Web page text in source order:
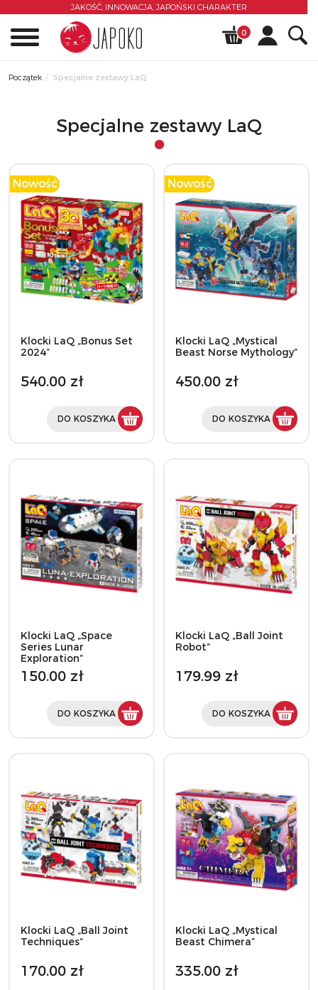
JAKOŚĆ, INNOWACJA, JAPOŃSKI CHARAKTER
0
Początek Specjalne zestawy LaQ
Specjalne zestawy LaQ
Nowość
Klocki LaQ „Bonus Set
2024”
540.00 zł
DO KOSZYKA
Nowość
Klocki LaQ „Mystical
Beast Norse Mythology”
450.00 zł
DO KOSZYKA
Klocki LaQ „Space
Series Lunar
Exploration”
150.00 zł
DO KOSZYKA
Klocki LaQ „Ball Joint
Robot”
179.99 zł
DO KOSZYKA
Klocki LaQ „Ball Joint
Techniques”
170.00 zł
Klocki LaQ „Mystical
Beast Chimera”
335.00 zł